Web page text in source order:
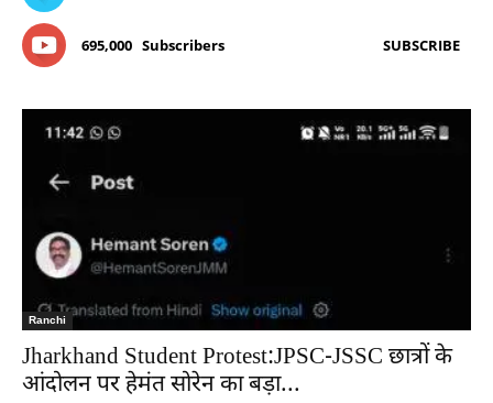
695,000 Subscribers SUBSCRIBE
Ranchi
Jharkhand Student Protest:JPSC-JSSC छात्रों के
आंदोलन पर हेमंत सोरेन का बड़ा...